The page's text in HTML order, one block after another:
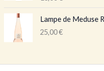
Lampe de Meduse
25,00€